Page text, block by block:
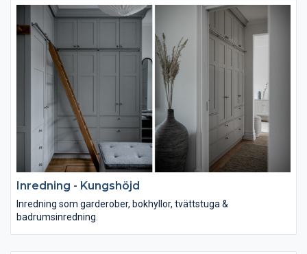
Inredning - Kungshöjd
Inredning som garderober, bokhyllor, tvättstuga &
badrumsinredning.